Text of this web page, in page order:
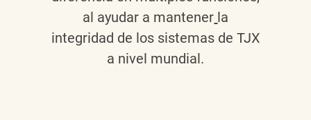
al ayudar a mantener la
integridad de los sistemas de TJX
a nivel mundial.